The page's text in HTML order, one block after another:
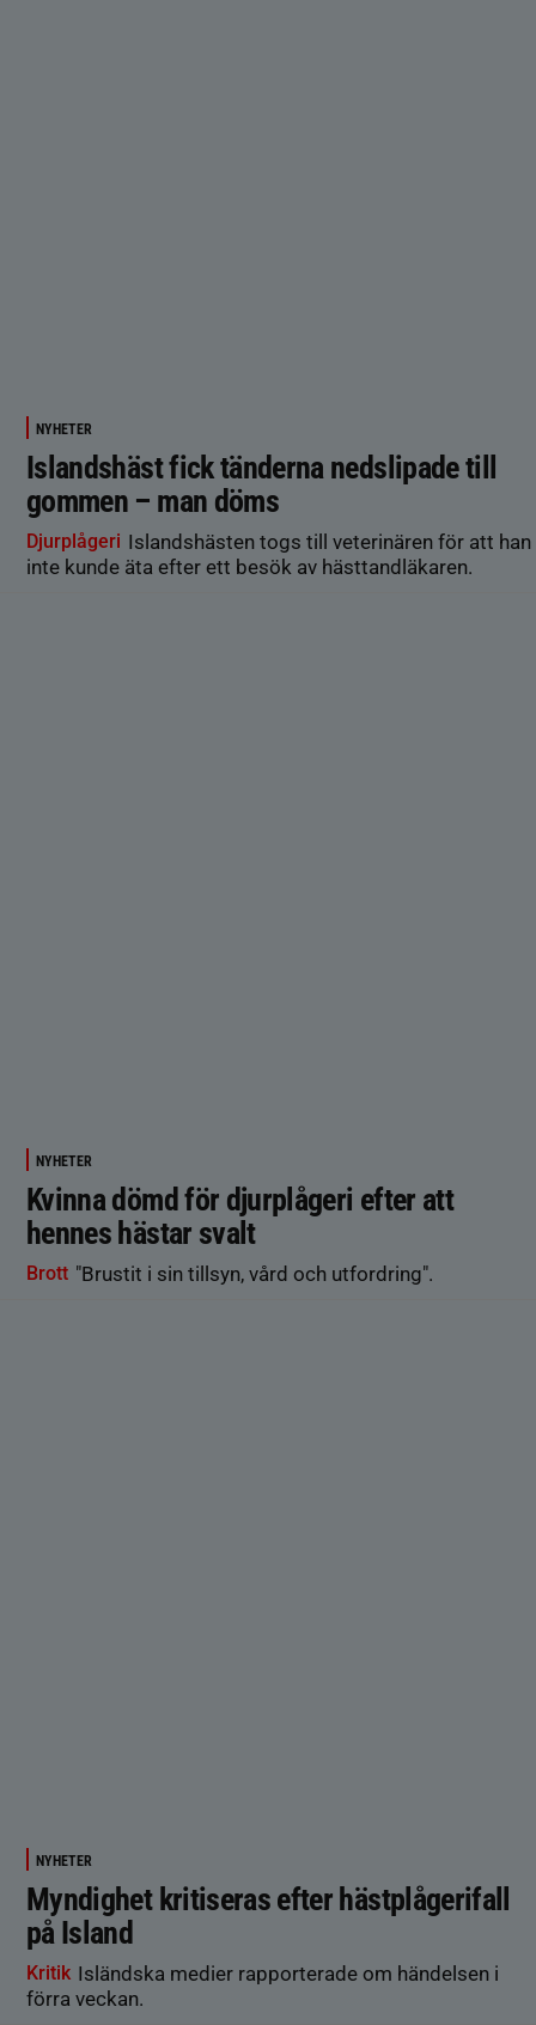
NYHETER
Islandshäst fick tänderna nedslipade till
gommen – man döms
Djurplågeri Islandshästen togs till veterinären för att han
inte kunde äta efter ett besök av hästtandläkaren.
NYHETER
Kvinna dömd för djurplågeri efter att
hennes hästar svalt
Brott "Brustit i sin tillsyn, vård och utfordring".
NYHETER
Myndighet kritiseras efter hästplågerifall
på Island
Kritik Isländska medier rapporterade om händelsen i
förra veckan.